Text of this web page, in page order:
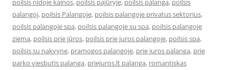
poilsis nidoje kainos, poilsis pajūryje, poilsis palanga, poilsis
palangoj, poilsis Palangoje, poilsis palangoje privatus sektorius,
poilsis palangoje spa, poilsis palangoje su spa, poilsis palangoje
ziema, poilsis prie jūros, poilsis prie juros palangoje, poilsis spa,
poilsis su nakvyne, pramogos palangoje, prie juros palanga, prie
parko viesbutis palanga, priejuros.lt palanga, romantiskas